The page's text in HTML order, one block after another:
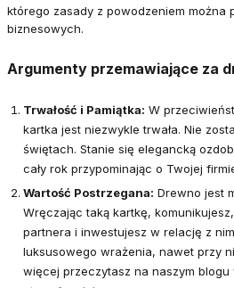
którego zasady z powodzeniem można
biznesowych.
Argumenty przemawiające za
Trwałość i Pamiątka: W
kartka jest niezwykle trwała. Nie
świętach. Stanie się elegancką
cały rok przypominając o Twojej
Wartość Postrzegana: Drewno jest
Wręczając taką kartkę,
partnera i inwestujesz w relację z
luksusowego wrażenia, nawet przy
więcej przeczytasz na naszym